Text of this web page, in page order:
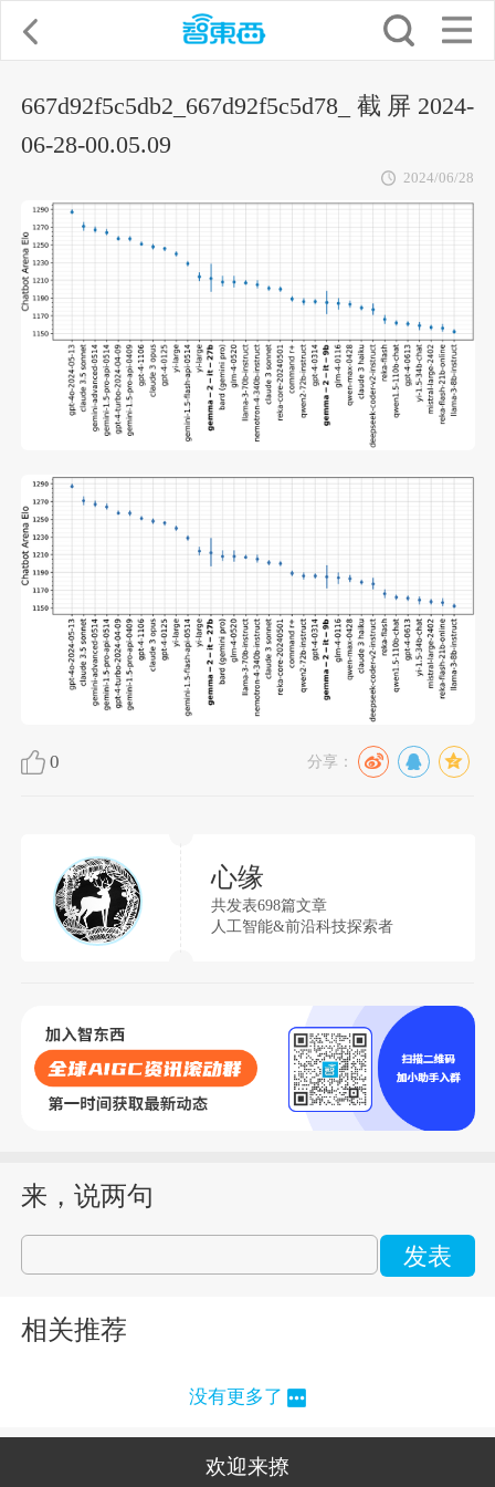
667d92f5c5db2_667d92f5c5d78_截屏2024-
06-28-00.05.09
2024/06/28
0 分享：
心缘
共发表698篇文章
人工智能&前沿科技探索者
来，说两句
发表
相关推荐
没有更多了
欢迎来撩